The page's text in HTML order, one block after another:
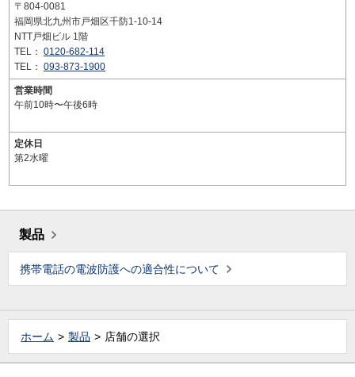
〒804-0081
福岡県北九州市戸畑区千防1-10-14
NTT戸畑ビル 1階
TEL： 0120-682-114
TEL： 093-873-1900
営業時間
午前10時〜午後6時
定休日
第2水曜
製品
携帯電話の電波防護への適合性について
ホーム 製品 店舗の選択